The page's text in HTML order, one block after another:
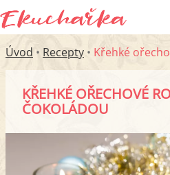
Úvod • Recepty • Křehké
KŘEHKÉ OŘECHOVÉ
ČOKOLÁDOU